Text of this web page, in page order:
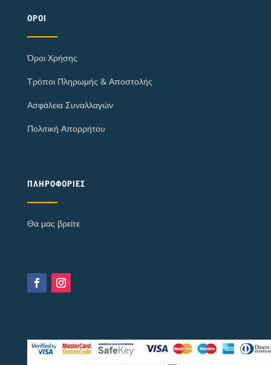
ΌΡΟΙ
Όροι Χρήσης
Τρόποι Πληρωμής & Αποστολής
Ασφάλεια Συναλλαγών
Πολιτική Απορρήτου
ΠΛΗΡΟΦΟΡΊΕΣ
Θα μας βρείτε